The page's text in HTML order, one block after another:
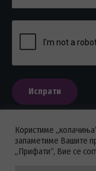
Испрати
Користиме
запаметиме Вашите
„Прифати“, Вие се